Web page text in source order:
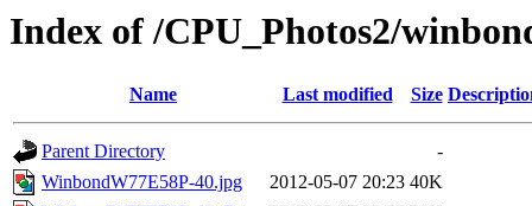
Index of /CPU_Photos2/
Name Last modified Size
Parent Directory
-
WinbondW77E58P-40.jpg
2012-05-07 20:23 40K